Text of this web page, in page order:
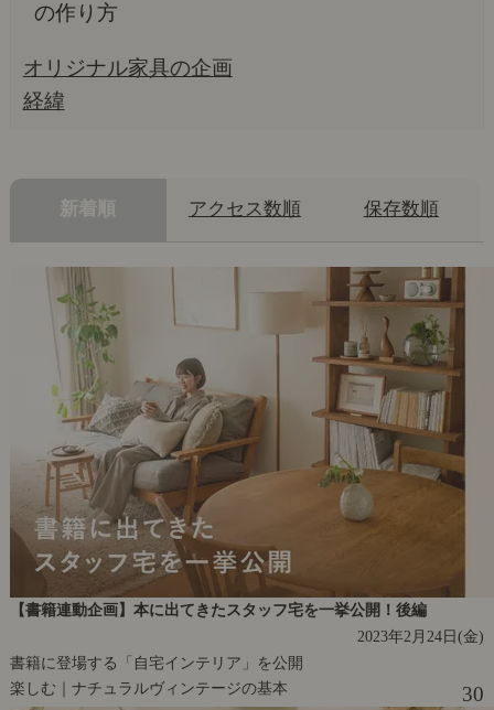
の作り方
オリジナル家具の企画
経緯
新着順 アクセス数順 保存数順
【書籍連動企画】本に出てきたスタッフ宅を一挙公開！後編
2023年2月24日(金)
書籍に登場する「自宅インテリア」を公開
楽しむ｜ナチュラルヴィンテージの基本
30